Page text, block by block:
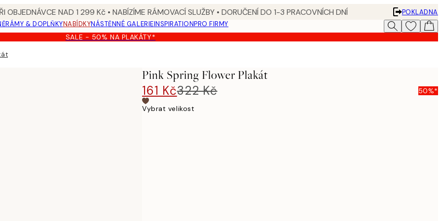
OBJEDNÁVCE NAD 1 299 Kč • NABÍZÍME RÁMOVACÍ SLUŽBY • DORUČENÍ DO 1-3 PRACOVNÍCH DNÍ
POKLADNA
RÁMY & DOPLŇKYNABÍDKYNÁSTĚNNÉ GALERIEINSPIRATIONPRO FIRMY
SALE - 50% NA PLAKÁTY*
Pink Spring Flower Plakát
161 Kč322 Kč 50%*
Vybrat velikost